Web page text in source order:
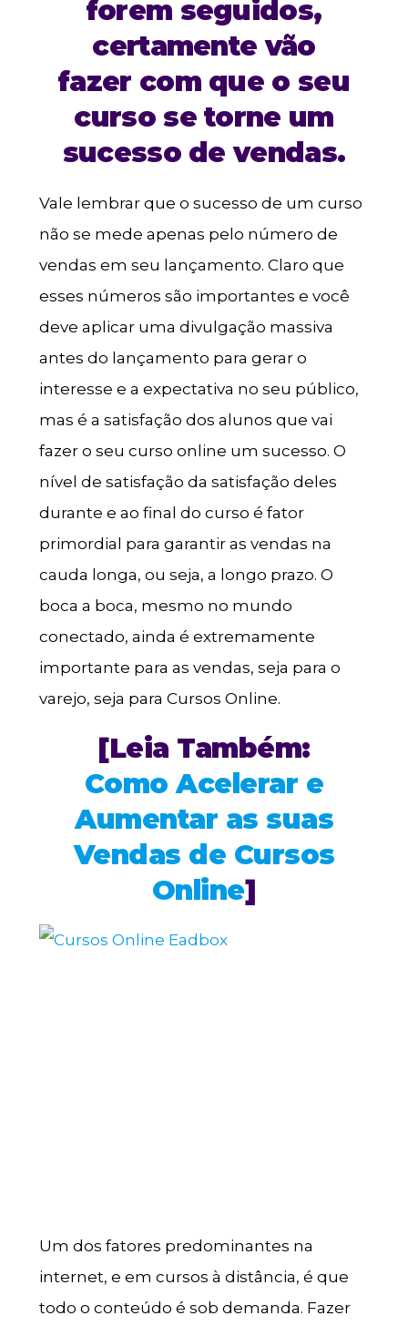
forem seguidos,
certamente vão
fazer com que o seu
curso se torne um
sucesso de vendas.
Vale lembrar que o sucesso de um curso
não se mede apenas pelo número de
vendas em seu lançamento. Claro que
esses números são importantes e você
deve aplicar uma divulgação massiva
antes do lançamento para gerar o
interesse e a expectativa no seu público,
mas é a satisfação dos alunos que vai
fazer o seu curso online um sucesso. O
nível de satisfação da satisfação deles
durante e ao final do curso é fator
primordial para garantir as vendas na
cauda longa, ou seja, a longo prazo. O
boca a boca, mesmo no mundo
conectado, ainda é extremamente
importante para as vendas, seja para o
varejo, seja para Cursos Online.
[Leia Também:
Como Acelerar e
Aumentar as suas
Vendas de Cursos
Online]
Um dos fatores predominantes na
internet, e em cursos à distância, é que
todo o conteúdo é sob demanda. Fazer